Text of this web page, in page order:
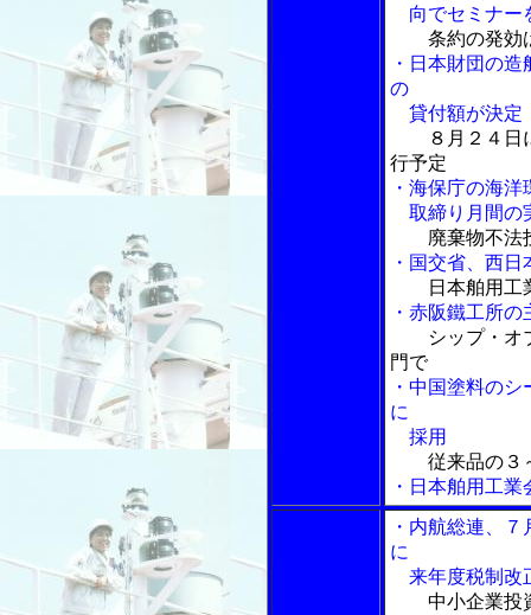
向でセミナー
条約の発効
・日本財団の
の
貸付額が決定
８月２４日
行予定
・海保庁の海
取締り月間の
廃棄物不法
・国交省、西
日本舶用工
・赤阪鐵工所
シップ・オ
門で
・中国塗料の
に
採用
従来品の３
・日本舶用工
・内航総連、
に
来年度税制改
中小企業投